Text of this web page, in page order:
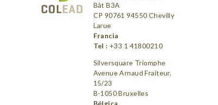
Bât B3A
CP 90761 94550 Chevilly
Larue
Francia
Tel : +33 1 41800210
Silversquare Triomphe
Avenue Arnaud Fraiteur,
15/23
B-1050 Bruxelles